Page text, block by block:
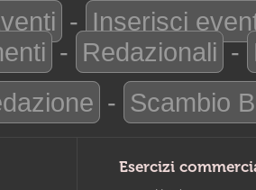
- Inserisci
- Redazionali -
- Scambio
Esercizi